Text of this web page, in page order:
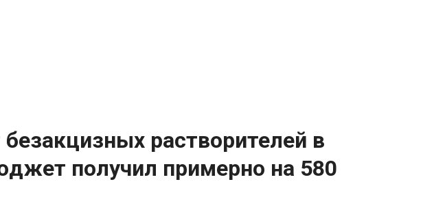
растворителей в
получил примерно на 580